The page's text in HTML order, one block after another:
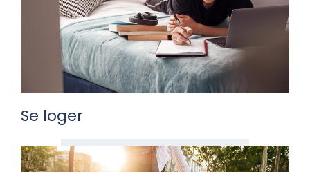
Se loger